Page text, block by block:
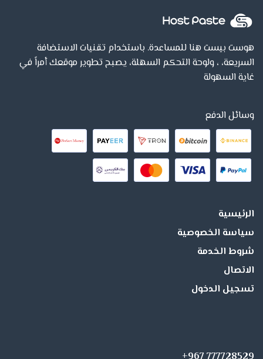
هوست بيست هنا للمساعدة. باستخدام تقنيات الاستضافة
السريعة، ، ولوحة التحكم السهلة، يصبح تطوير موقعك أمراً في
غاية السهولة
وسائل الدفع
الرئيسية
سياسة الخصوصية
شروط الخدمة
الاتصال
تسجيل الدخول